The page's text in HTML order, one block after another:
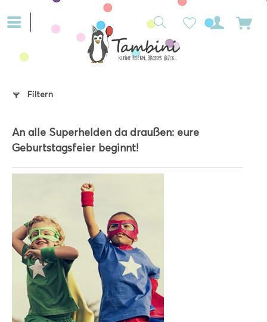
Filtern
An alle Superhelden da draußen: eure
Geburtstagsfeier beginnt!